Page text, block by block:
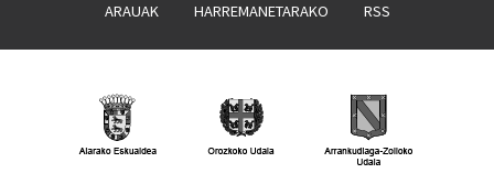
ARAUAK HARREMANETARAKO RSS